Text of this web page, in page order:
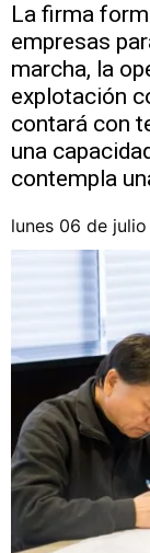
La firma
empresas
marcha, la
explotación
contará con
una
contempla
lunes 06 de